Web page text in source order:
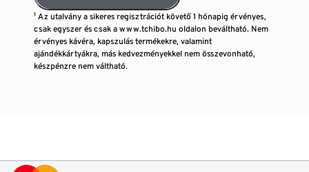
¹ Az utalvány a sikeres regisztrációt követő 1 hónapig érvényes,
csak egyszer és csak a www.tchibo.hu oldalon beváltható. Nem
érvényes kávéra, kapszulás termékekre, valamint
ajándékkártyákra, más kedvezményekkel nem összevonható,
készpénzre nem váltható.